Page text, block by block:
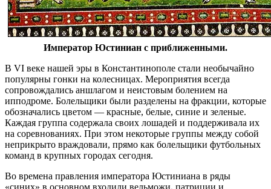
Император Юстиниан с приближенными.
В VI веке нашей эры в Константинополе стали необычайно
популярны гонки на колесницах. Мероприятия всегда
сопровождались аншлагом и неистовым болением на
ипподроме. Болельщики были разделены на фракции, которые
обозначались цветом — красные, белые, синие и зеленые.
Каждая группа содержала своих лошадей и поддерживала их
на соревнованиях. При этом некоторые группы между собой
неприкрыто враждовали, прямо как болельщики футбольных
команд в крупных городах сегодня.
Во времена правления императора Юстиниана в ряды
«синих» в основном входили вельможи, патриции и